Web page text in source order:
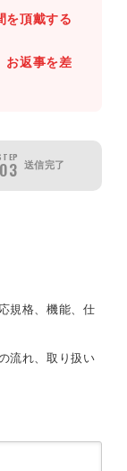
を頂戴する
お返事を差
03 送信完了
規格、機能、仕
流れ、取り扱い